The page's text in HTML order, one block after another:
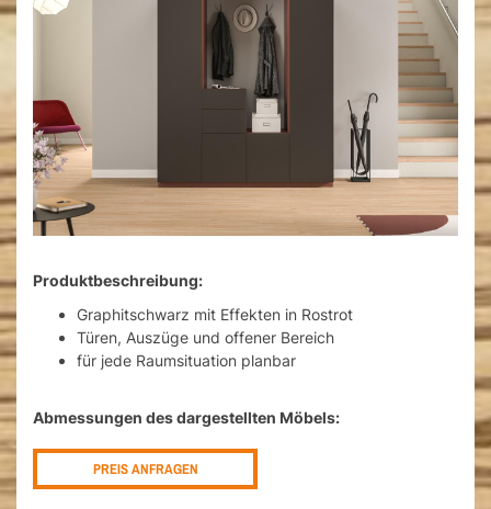
Produktbeschreibung:
Graphitschwarz mit Effekten in Rostrot
Türen, Auszüge und offener Bereich
für jede Raumsituation planbar
Abmessungen des dargestellten Möbels:
PREIS ANFRAGEN